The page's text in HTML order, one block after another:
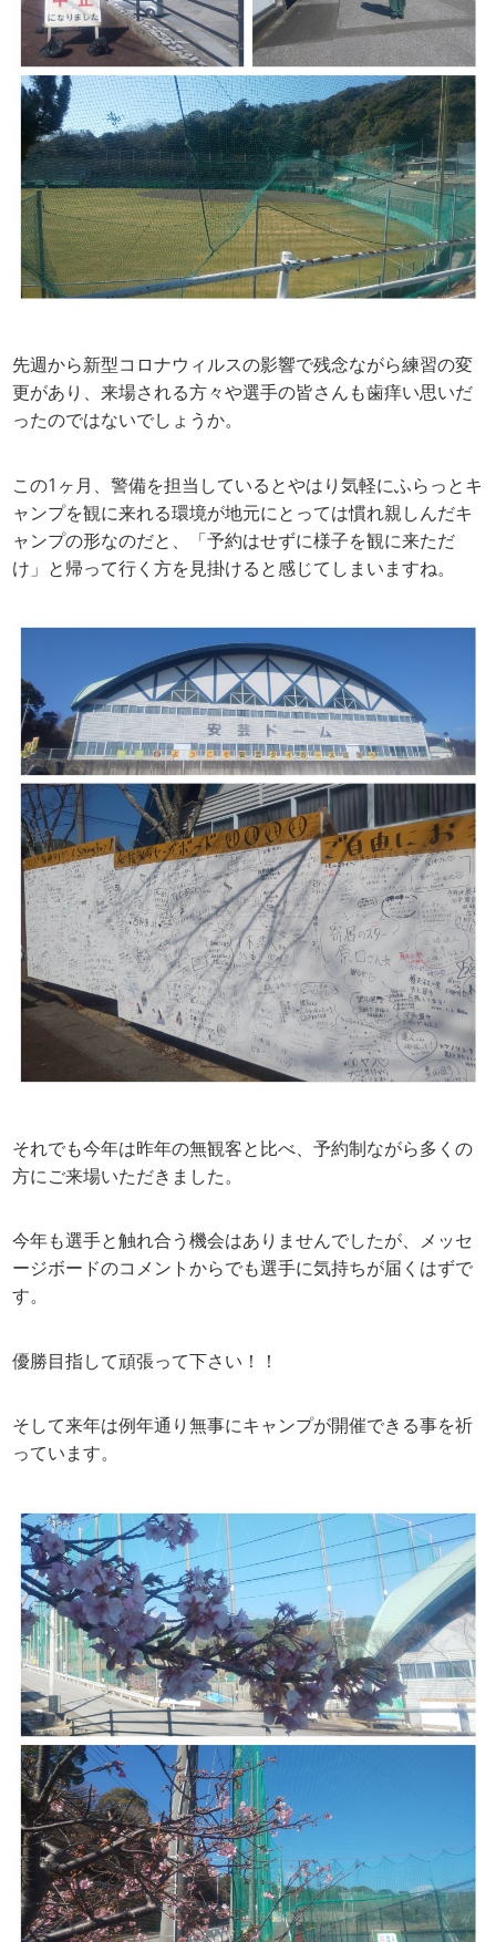
先週から新型コロナウィルスの影響で残念ながら練習の変
更があり、来場される方々や選手の皆さんも歯痒い思いだ
ったのではないでしょうか。
この1ヶ月、警備を担当しているとやはり気軽にふらっとキ
ャンプを観に来れる環境が地元にとっては慣れ親しんだキ
ャンプの形なのだと、「予約はせずに様子を観に来ただ
け」と帰って行く方を見掛けると感じてしまいますね。
それでも今年は昨年の無観客と比べ、予約制ながら多くの
方にご来場いただきました。
今年も選手と触れ合う機会はありませんでしたが、メッセ
ージボードのコメントからでも選手に気持ちが届くはずで
す。
優勝目指して頑張って下さい！！
そして来年は例年通り無事にキャンプが開催できる事を祈
っています。